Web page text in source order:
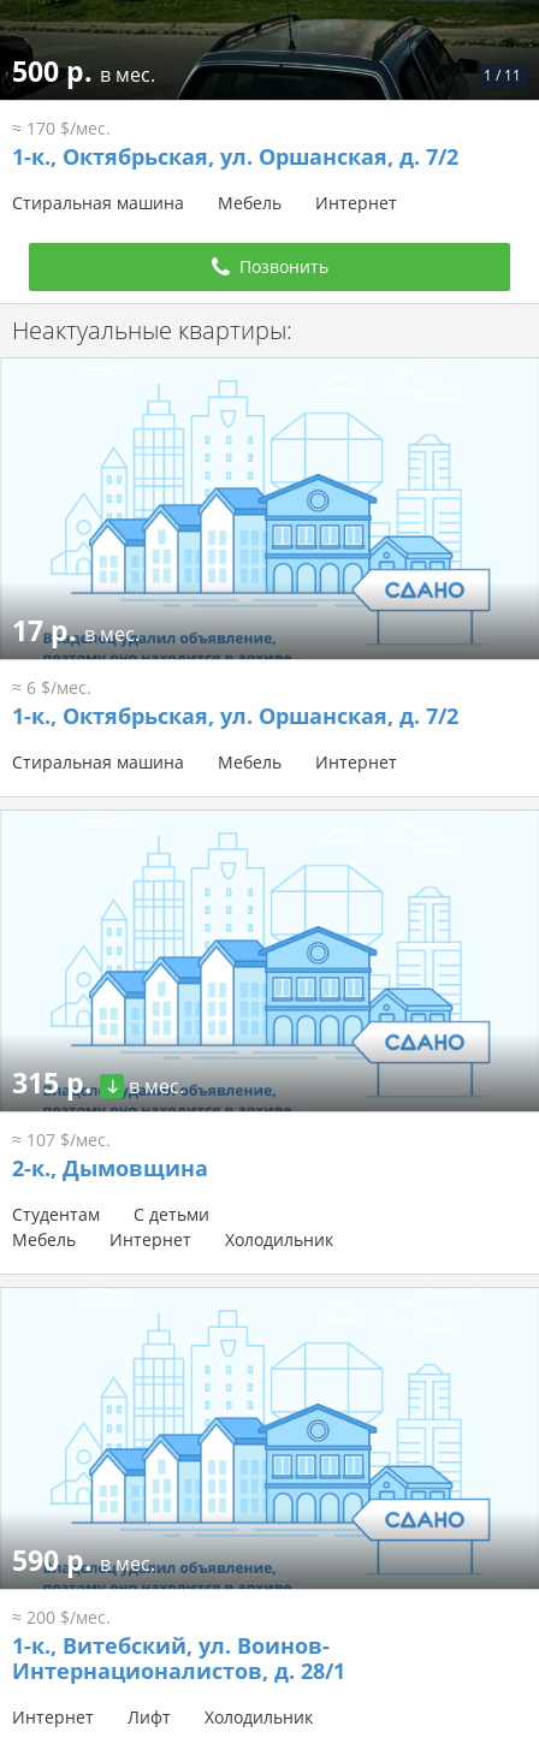
1 / 11
500 р. в мес.
≈ 170 $/мес.
1-к., Октябрьская, ул. Оршанская, д. 7/2
Стиральная машина Мебель Интернет
Позвонить
Неактуальные квартиры:
17 р.в мес.
≈ 6 $/мес.
1-к., Октябрьская, ул. Оршанская, д. 7/2
Стиральная машина Мебель Интернет
315 р. в мес.
≈ 107 $/мес.
2-к., Дымовщина
Студентам
С детьми
Мебель
Интернет Холодильник
590 р.в мес.
≈ 200 $/мес.
1-к., Витебский, ул. Воинов-
Интернационалистов, д. 28/1
Интернет Лифт Холодильник